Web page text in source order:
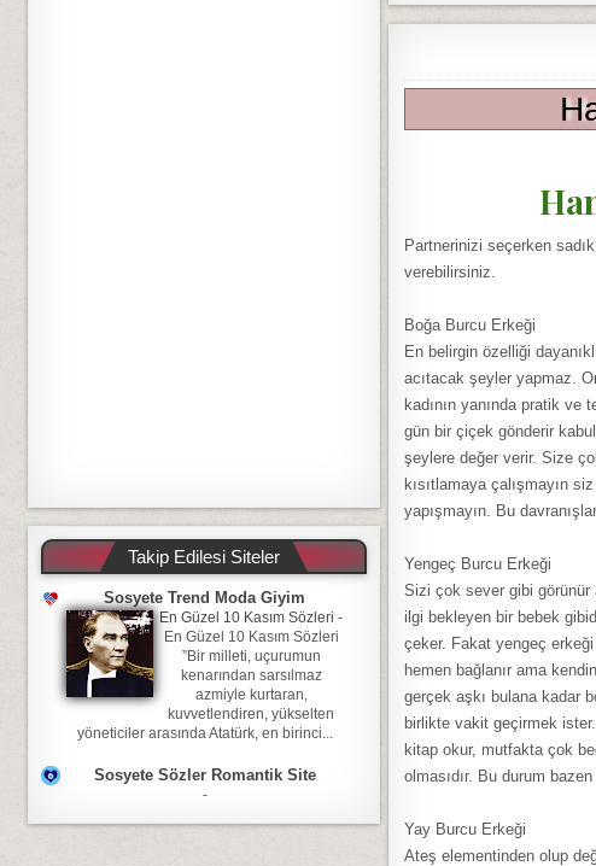
Partnerinizi seçerken
verebilirsiniz.
Boğa Burcu Erkeği
En belirgin özelliği
acıtacak şeyler yapmaz.
kadının yanında pratik
gün bir çiçek gönderir
şeylere değer verir. Size
kısıtlamaya çalışmayın
yapışmayın. Bu
Yengeç Burcu Erkeği
Sizi çok sever gibi görünür
ilgi bekleyen bir bebek
çeker. Fakat yengeç erkeği
hemen bağlanır ama
gerçek aşkı bulana kadar
birlikte vakit geçirmek
kitap okur, mutfakta çok
olmasıdır. Bu durum
Yay Burcu Erkeği
Ateş elementinden olup
Takip Edilesi Siteler
Sosyete Trend Moda Giyim
En Güzel 10 Kasım Sözleri -
En Güzel 10 Kasım Sözleri
”Bir milleti, uçurumun
kenarından sarsılmaz
azmiyle kurtaran,
kuvvetlendiren, yükselten
yöneticiler arasında Atatürk, en birinci...
Sosyete Sözler Romantik Site
-